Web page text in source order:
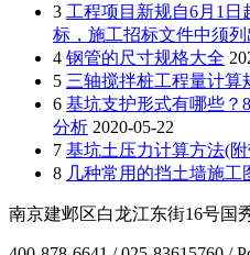
3 工程项目新规自6月1日
标，施工招标文件中须
4 钢管的尺寸规格大全
5 三轴搅拌桩工程量计算
6 基坑支护形式有哪些？
分析 2020-05-22
7 基坑土压力计算方法(附
8 几种常用的挡土墙施工
南京建邺区白龙江东街16号国